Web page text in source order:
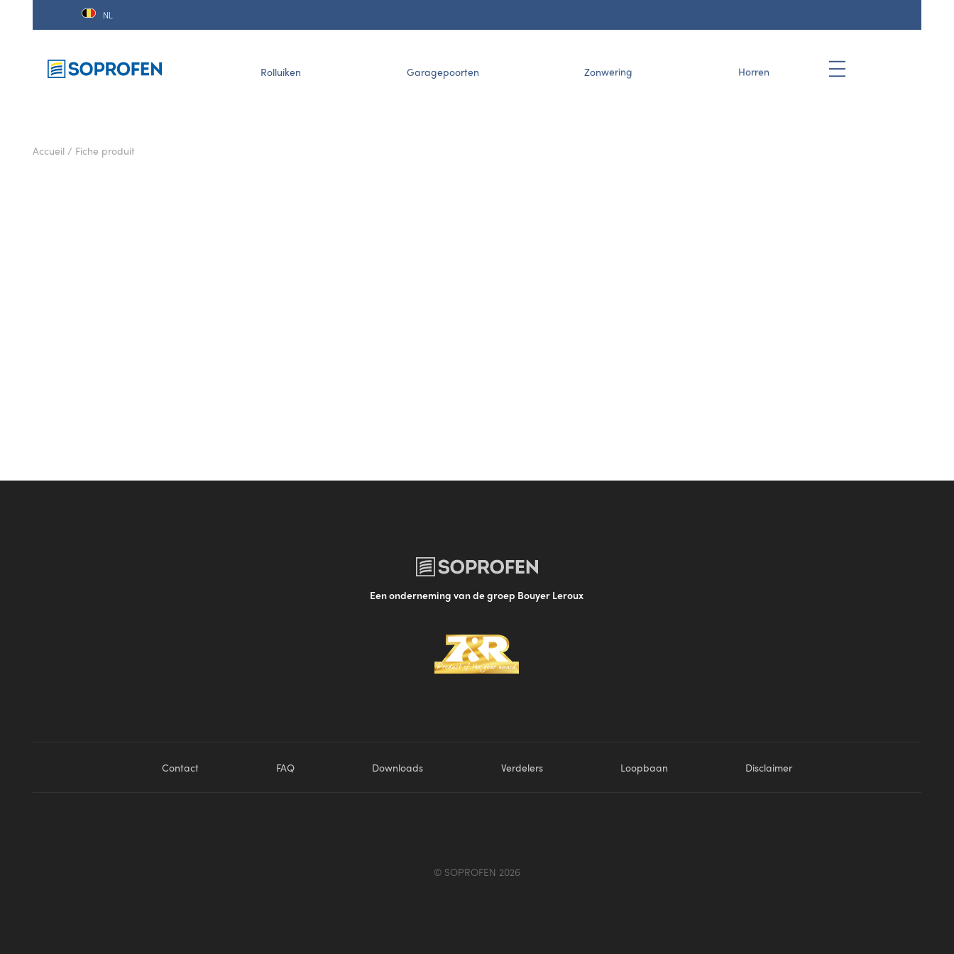
NL
Rolluiken Garagepoorten Zonwering Horren
Accueil / Fiche produit
Een onderneming van de groep Bouyer Leroux
Contact FAQ Downloads Verdelers Loopbaan Disclaimer
© SOPROFEN 2026